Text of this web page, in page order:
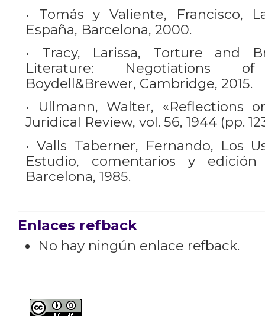
• Tomás y Valiente, Francisco,
España, Barcelona, 2000.
• Tracy, Larissa, Torture and
Literature: Negotiations
Boydell&Brewer, Cambridge, 2015.
• Ullmann, Walter, «Reflections
Juridical Review, vol. 56, 1944 (pp.
• Valls Taberner, Fernando, Los
Estudio, comentarios y
Barcelona, 1985.
Enlaces refback
No hay ningún enlace refback.